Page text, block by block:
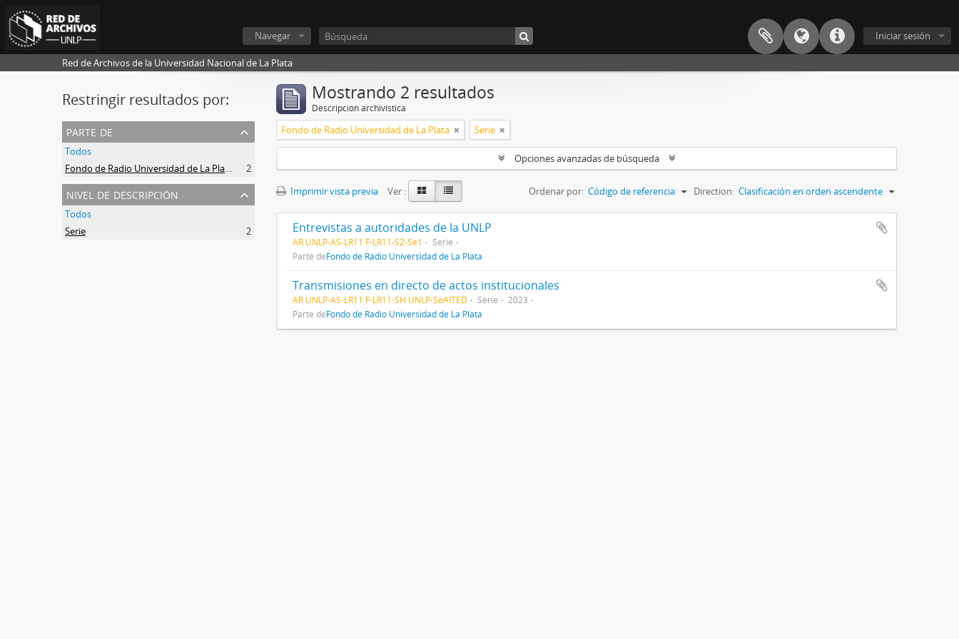
Iniciar sesión
Navegar
Red de Archivos de la Universidad Nacional de La Plata
Restringir resultados por:
parte de
Todos
Fondo de Radio Universidad de La Plata
2
nivel de descripción
Todos
Serie
2
Mostrando 2 resultados
Descripción archivística
Fondo de Radio Universidad de La Plata Serie
Opciones avanzadas de búsqueda
Imprimir vista previa Ver : Ordenar por: Código de referencia Direction: Clasificación en orden ascendente
Entrevistas a autoridades de la UNLP
AR UNLP-AS-LR11 F-LR11-S2-Se1
Serie
Parte deFondo de Radio Universidad de La Plata
Transmisiones en directo de actos institucionales
AR UNLP-AS-LR11 F-LR11-SH UNLP-SeAITED Serie
2023
Parte deFondo de Radio Universidad de La Plata